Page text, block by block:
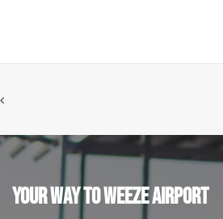
YOUR WAY TO WEEZE AIRPORT